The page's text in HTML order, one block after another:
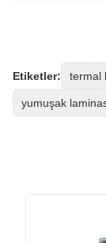
Etiketler: termal
yumuşak